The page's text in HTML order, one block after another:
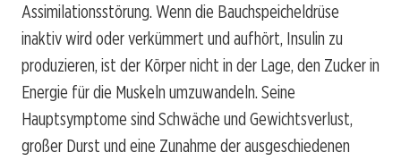
Assimilationsstörung. Wenn die Bauchspeicheldrüse
inaktiv wird oder verkümmert und aufhört, Insulin zu
produzieren, ist der Körper nicht in der Lage, den Zucker in
Energie für die Muskeln umzuwandeln. Seine
Hauptsymptome sind Schwäche und Gewichtsverlust,
großer Durst und eine Zunahme der ausgeschiedenen